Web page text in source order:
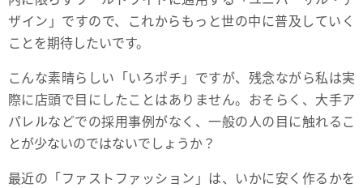
ザイン」ですので、これからもっと世の中に普及していく
ことを期待したいです。
こんな素晴らしい「いろポチ」ですが、残念ながら私は実
際に店頭で目にしたことはありません。おそらく、大手ア
パレルなどでの採用事例がなく、一般の人の目に触れるこ
とが少ないのではないでしょうか？
最近の「ファストファッション」は、いかに安く作るかを